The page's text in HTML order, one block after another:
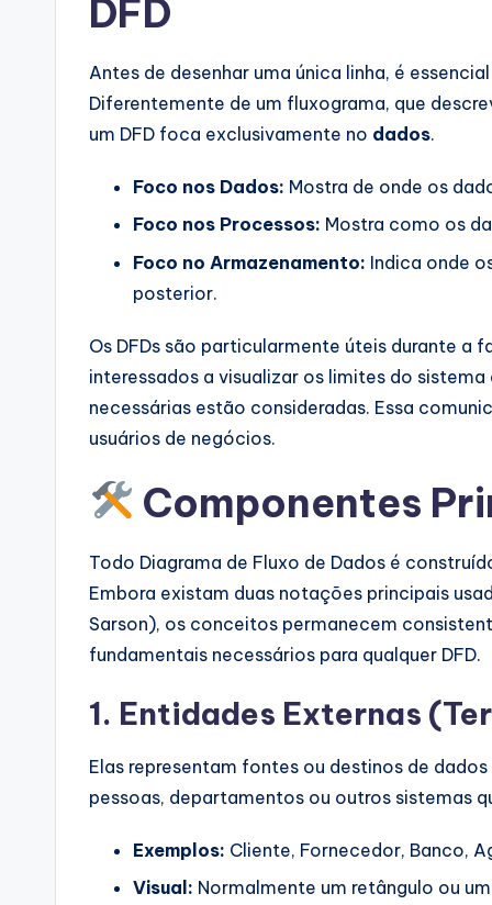
tr
DFD
Antes de desenhar uma única linha, é
Diferentemente de um fluxograma, que
um DFD foca exclusivamente no dados.
Foco nos Dados: Mostra de onde os
Foco nos Processos: Mostra como os
Foco no Armazenamento: Indica onde
posterior.
Os DFDs são particularmente úteis durante a
interessados a visualizar os limites do
necessárias estão consideradas. Essa
usuários de negócios.
Componentes
Todo Diagrama de Fluxo de Dados é
Embora existam duas notações principais
Sarson), os conceitos permanecem
fundamentais necessários para qualquer DFD.
1. Entidades Externas
Elas representam fontes ou destinos de
pessoas, departamentos ou outros sistemas
Exemplos: Cliente, Fornecedor, Banco,
Visual: Normalmente um retângulo ou